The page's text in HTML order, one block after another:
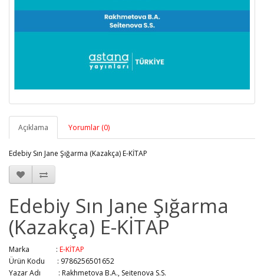
Açıklama Yorumlar (0)
Edebiy Sın Jane Şığarma (Kazakça) E-KİTAP
Edebiy Sın Jane Şığarma
(Kazakça) E-KİTAP
Marka : E-KİTAP
Ürün Kodu : 9786256501652
Yazar Adı : Rakhmetova B.A., Seitenova S.S.